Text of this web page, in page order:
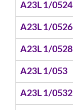
A23L 1/0524
A23L 1/0526
A23L 1/0528
A23L 1/053
A23L 1/0532